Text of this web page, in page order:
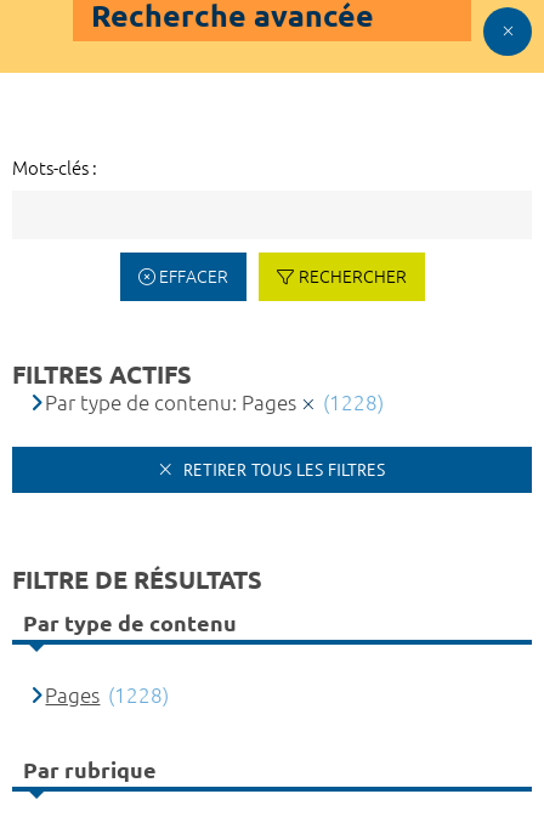
Recherche avancée
Mots-clés :
EFFACER RECHERCHER
FILTRES ACTIFS
Par type de contenu: Pages (1228)
RETIRER TOUS LES FILTRES
FILTRE DE RÉSULTATS
Par type de contenu
Pages (1228)
Par rubrique